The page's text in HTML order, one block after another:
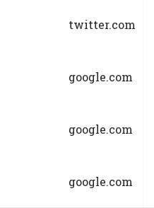
twitter.com
google.com
google.com
google.com